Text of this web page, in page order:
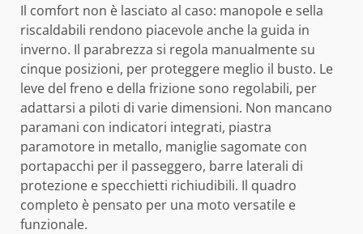
Il comfort non è lasciato al caso: manopole e sella
riscaldabili rendono piacevole anche la guida in
inverno. Il parabrezza si regola manualmente su
cinque posizioni, per proteggere meglio il busto. Le
leve del freno e della frizione sono regolabili, per
adattarsi a piloti di varie dimensioni. Non mancano
paramani con indicatori integrati, piastra
paramotore in metallo, maniglie sagomate con
portapacchi per il passeggero, barre laterali di
protezione e specchietti richiudibili. Il quadro
completo è pensato per una moto versatile e
funzionale.